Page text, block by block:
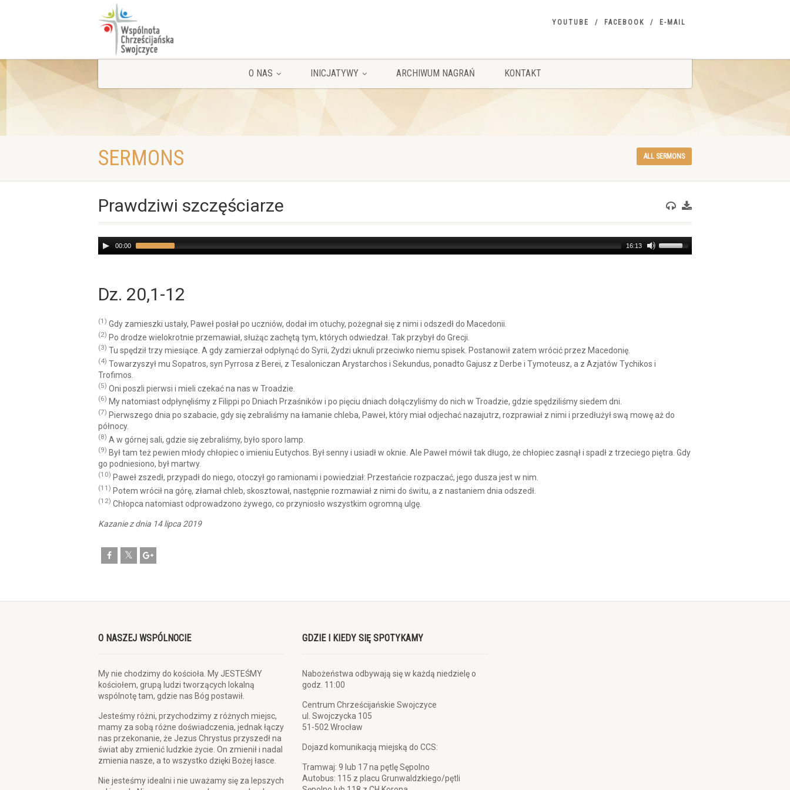
YOUTUBE FACEBOOK E-MAIL
O NAS INICJATYWY ARCHIWUM NAGRAŃ KONTAKT
SERMONS ALL SERMONS
Prawdziwi szczęściarze
Audio
Player
00:00 16:13
Use
Up/Down
Dz. 20,1-12
(1) Gdy zamieszki ustały, Paweł posłał po uczniów, dodał im otuchy, pożegnał się z nimi i odszedł do Macedonii.
(2) Po drodze wielokrotnie przemawiał, służąc zachętą tym, których odwiedzał. Tak przybył do Grecji.
(3) Tu spędził trzy miesiące. A gdy zamierzał odpłynąć do Syrii, Żydzi uknuli przeciwko niemu spisek. Postanowił zatem wrócić przez Macedonię.
(4) Towarzyszył mu Sopatros, syn Pyrrosa z Berei, z Tesaloniczan Arystarchos i Sekundus, ponadto Gajusz z Derbe i Tymoteusz, a z Azjatów Tychikos i
Trofimos.
(5) Oni poszli pierwsi i mieli czekać na nas w Troadzie.
(6) My natomiast odpłynęliśmy z Filippi po Dniach Przaśników i po pięciu dniach dołączyliśmy do nich w Troadzie, gdzie spędziliśmy siedem dni.
(7) Pierwszego dnia po szabacie, gdy się zebraliśmy na łamanie chleba, Paweł, który miał odjechać nazajutrz, rozprawiał z nimi i przedłużył swą mowę aż do
północy.
(8) A w górnej sali, gdzie się zebraliśmy, było sporo lamp.
(9) Był tam też pewien młody chłopiec o imieniu Eutychos. Był senny i usiadł w oknie. Ale Paweł mówił tak długo, że chłopiec zasnął i spadł z trzeciego piętra. Gdy
go podniesiono, był martwy.
(10) Paweł zszedł, przypadł do niego, otoczył go ramionami i powiedział: Przestańcie rozpaczać, jego dusza jest w nim.
(11) Potem wrócił na górę, złamał chleb, skosztował, następnie rozmawiał z nimi do świtu, a z nastaniem dnia odszedł.
(12) Chłopca natomiast odprowadzono żywego, co przyniosło wszystkim ogromną ulgę.
Kazanie z dnia 14 lipca 2019
O NASZEJ WSPÓLNOCIE
My nie chodzimy do kościoła. My JESTEŚMY
kościołem, grupą ludzi tworzących lokalną
wspólnotę tam, gdzie nas Bóg postawił.
Jesteśmy różni, przychodzimy z różnych miejsc,
mamy za sobą różne doświadczenia, jednak łączy
nas przekonanie, że Jezus Chrystus przyszedł na
świat aby zmienić ludzkie życie. On zmienił i nadal
zmienia nasze, a to wszystko dzięki Bożej łasce.
Nie jesteśmy idealni i nie uważamy się za lepszych
GDZIE I KIEDY SIĘ SPOTYKAMY
Nabożeństwa odbywają się w każdą niedzielę o
godz. 11:00
Centrum Chrześcijańskie Swojczyce
ul. Swojczycka 105
51-502 Wrocław
Dojazd komunikacją miejską do CCS:
Tramwaj: 9 lub 17 na pętlę Sępolno
Autobus: 115 z placu Grunwaldzkiego/pętli